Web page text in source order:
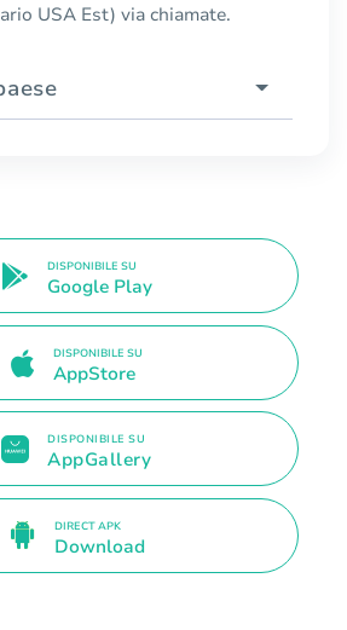
USA Est) via chiamate.
DISPONIBILE SU
Google Play
DISPONIBILE SU
AppStore
DISPONIBILE SU
AppGallery
DIRECT APK
Download